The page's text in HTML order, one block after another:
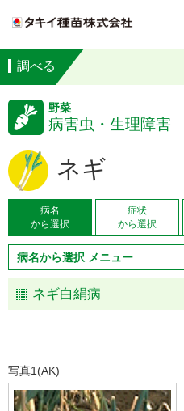
調べる
野菜
病害虫・生理障害
ネギ
病名
から選択
症状
から選択
病名から選択 メニュー
ネギ白絹病
写真1(AK)